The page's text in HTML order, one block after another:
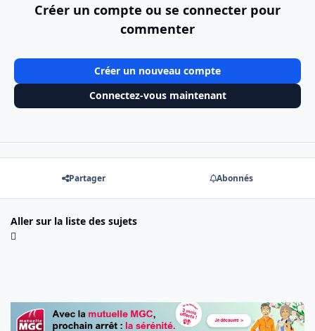
Créer un compte ou se connecter pour
commenter
Créer un nouveau compte
Connectez-vous maintenant
Partager Abonnés
Aller sur la liste des sujets